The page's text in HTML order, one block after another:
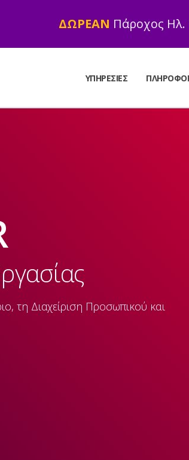
ΔΩΡΕΑΝ Πάροχος Ηλ.
ΥΠΗΡΕΣΊΕΣ
τη Διαχείριση Προσωπικού και